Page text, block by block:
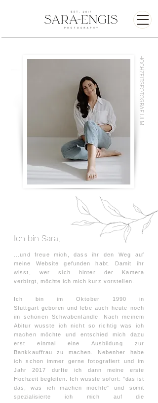
HOCHZEITSFOTOGRAF ULM
Ich bin Sara,
...und freue mich, dass ihr den Weg auf
meine Website gefunden habt. Damit ihr
wisst, wer sich hinter der Kamera
verbirgt, möchte ich mich kurz vorstellen.
Ich bin im Oktober 1990 in
Stuttgartgeboren und lebe auch heute noch
im schönen Schwabenländle. Nach meinem
Abitur wusste ich nicht so richtig was ich
machen möchte und entschied mich dazu
erst einmal eine Ausbildung zur
Bankkauffrau zu machen. Nebenher habe
ich schon immer gerne fotografiert und im
Jahr 2017 durfte ich dann meine erste
Hochzeit begleiten. Ich wusste sofort: "das ist
das, was ich machen möchte" und somit
spezialisierte ich mich auf die